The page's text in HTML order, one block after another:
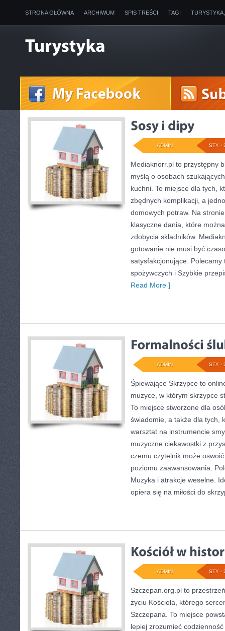
STRONA GŁÓWNA ARCHIWUM SPIS TREŚCI TAGI
STY -
ADMIN
Mediaknorr.pl to przystępny
myślą o osobach
kuchni. To miejsce dla tych,
zbędnych komplikacji, a
domowych potraw. Na
klasyczne dania, które
zdobycia składników.
gotowanie nie musi być
satysfakcjonujące.
spożywczych i Szybkie
Read More ]
STY -
ADMIN
Śpiewające Skrzypce to
muzyce, w którym skrzypce
To miejsce stworzone dla
świadomie, a także dla tych,
warsztat na instrumencie
muzyczne ciekawostki z
czemu czytelnik może
poziomu zaawansowania.
Muzyka i atrakcje weselne.
opiera się na miłości do
STY -
ADMIN
Szczepan.org.pl to
życiu Kościoła, którego
Szczepana. To miejsce
lepiej zrozumieć